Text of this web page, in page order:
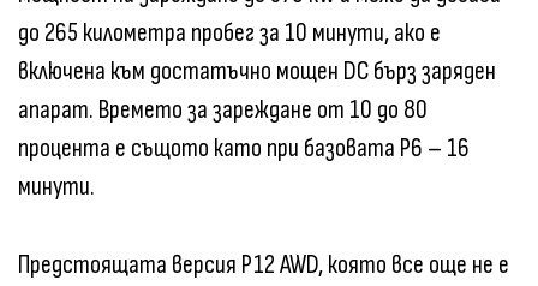
до 265 километра пробег за 10 минути, ако е
включена към достатъчно мощен DC бърз заряден
апарат. Времето за зареждане от 10 до 80
процента е същото като при базовата P6 – 16
минути.
Предстоящата версия P12 AWD, която все още не е